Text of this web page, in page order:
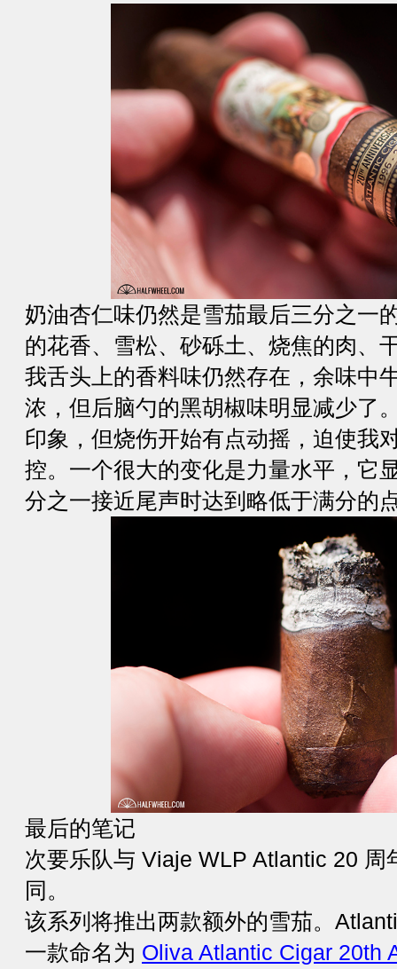
奶油杏仁味仍然是雪茄最后三分之一
的花香、雪松、砂砾土、烧焦的肉、
我舌头上的香料味仍然存在，余味中
浓，但后脑勺的黑胡椒味明显减少了
印象，但烧伤开始有点动摇，迫使我
控。一个很大的变化是力量水平，它
分之一接近尾声时达到略低于满分的
最后的笔记
次要乐队与 Viaje WLP Atlantic 20 周
同。
该系列将推出两款额外的雪茄。
一款命名为 Oliva Atlantic Cigar